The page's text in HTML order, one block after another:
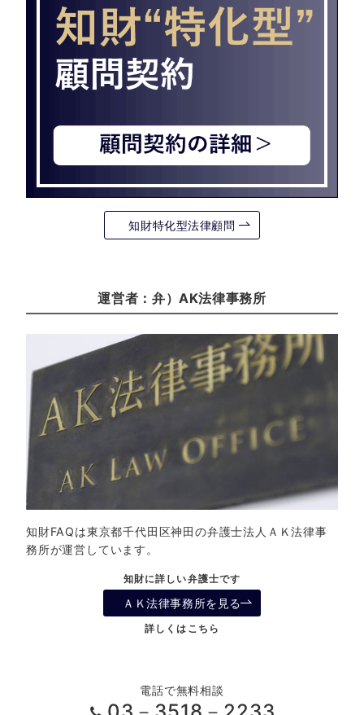
知財特化型法律顧問
運営者：弁）AK法律事務所
知財FAQは東京都千代田区神田の弁護士法人ＡＫ法律事
務所が運営しています。
知財に詳しい弁護士です
ＡＫ法律事務所を見る
詳しくはこちら
電話で無料相談